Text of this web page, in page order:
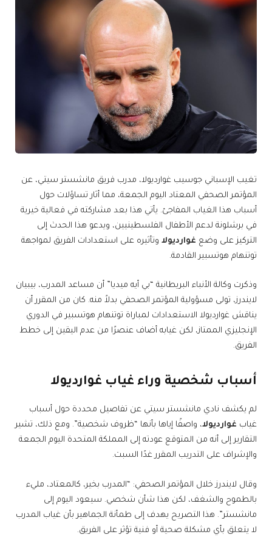
تغيب الإسباني جوسيب غوارديولا، مدرب فريق مانشستر سيتي، عن
المؤتمر الصحفي المعتاد اليوم الجمعة، مما أثار تساؤلات حول
أسباب هذا الغياب المفاجئ. يأتي هذا بعد مشاركته في فعالية خيرية
في برشلونة لدعم الأطفال الفلسطينيين، ويدعو هذا الحدث إلى
التركيز على وضع غوارديولا وتأثيره على استعدادات الفريق لمواجهة
توتنهام هوتسبير القادمة.
وذكرت وكالة الأنباء البريطانية “بي أيه ميديا” أن مساعد المدرب، بيبيان
لايندرز، تولى مسؤولية المؤتمر الصحفي بدلاً منه. كان من المقرر أن
يناقش غوارديولا الاستعدادات لمباراة توتنهام هوتسبير في الدوري
الإنجليزي الممتاز، لكن غيابه أضاف عنصرًا من عدم اليقين إلى خطط
الفريق.
أسباب شخصية وراء غياب غوارديولا
لم يكشف نادي مانشستر سيتي عن تفاصيل محددة حول أسباب
غياب غوارديولا، واصفًا إياها بأنها “ظروف شخصية”. ومع ذلك، تشير
التقارير إلى أنه من المتوقع عودته إلى المملكة المتحدة اليوم الجمعة
والإشراف على التدريب المقرر غدًا السبت.
وقال لايندرز خلال المؤتمر الصحفي: “المدرب بخير، كالمعتاد، مليء
بالطموح والشغف، لكن هذا شأن شخصي. سيعود اليوم إلى
مانشستر”. هذا التصريح يهدف إلى طمأنة الجماهير بأن غياب المدرب
لا يتعلق بأي مشكلة صحية أو فنية تؤثر على الفريق.